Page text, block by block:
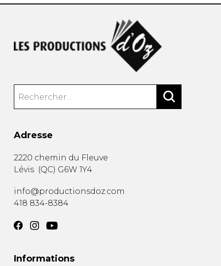
Adresse
2220 chemin du Fleuve
Lévis (QC) G6W 1Y4
info@productionsdoz.com
418 834-8384
Informations